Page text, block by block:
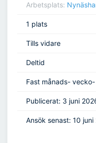
Arbetsplats:
1 plats
Tills vidare
Deltid
Fast månads-
Publicerat: 3 juni
Ansök senast: 10 juni